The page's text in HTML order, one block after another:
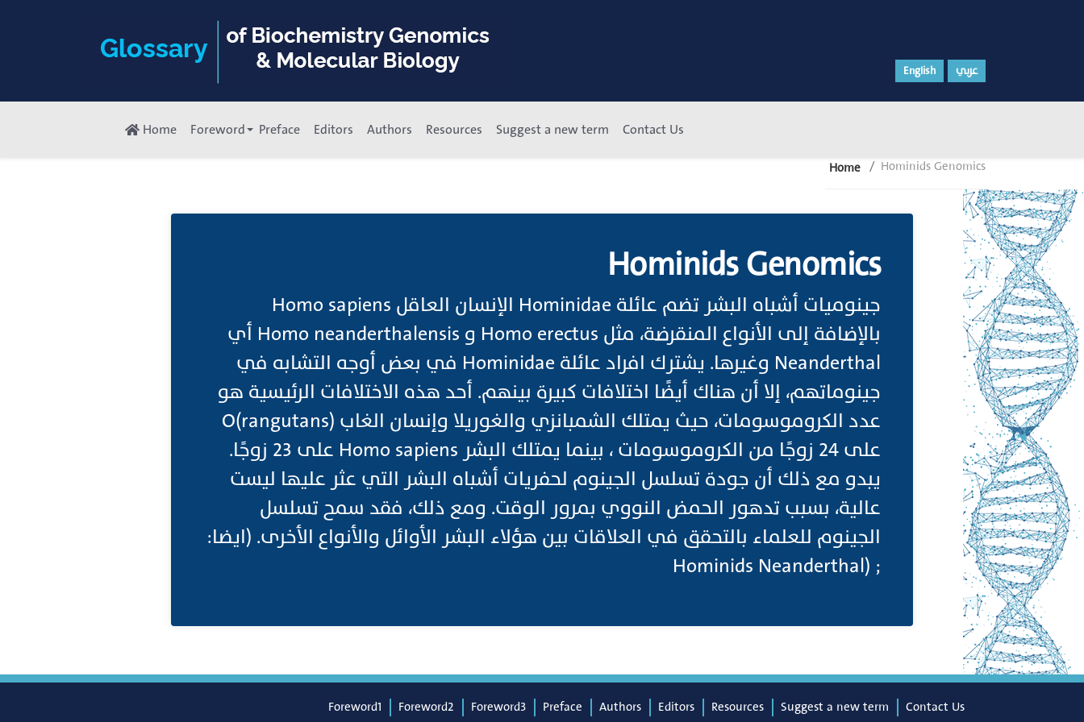
English عربي
Home Foreword Preface Editors Authors Resources Suggest a new term Contact Us
Home Hominids Genomics
Hominids Genomics
جينوميات أشباه البشر تضم عائلة Hominidae الإنسان العاقل Homo sapiens
بالإضافة إلى الأنواع المنقرضة، مثل Homo erectus و Homo neanderthalensis أي
Neanderthal وغيرها. يشترك افراد عائلة Hominidae في بعض أوجه التشابه في
جينوماتهم، إلا أن هناك أيضًا اختلافات كبيرة بينهم. أحد هذه الاختلافات الرئيسية هو
عدد الكروموسومات، حيث يمتلك الشمبانزي والغوريلا وإنسان الغاب O(rangutans)
على 24 زوجًا من الكروموسومات ، بينما يمتلك البشر Homo sapiens على 23 زوجًا.
يبدو مع ذلك أن جودة تسلسل الجينوم لحفريات أشباه البشر التي عثر عليها ليست
عالية، بسبب تدهور الحمض النووي بمرور الوقت. ومع ذلك، فقد سمح تسلسل
الجينوم للعلماء بالتحقق في العلاقات بين هؤلاء البشر الأوائل والأنواع الأخرى. (ايضا:
; (Hominids Neanderthal
Foreword1 Foreword2 Foreword3 Preface Authors Editors Resources Suggest a new term Contact Us